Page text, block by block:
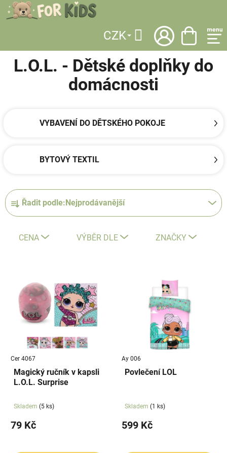
Přejít
na
CZK
Hledat
DĚTSKÉ DOPLŇKY DO DOMÁCNOSTI
L.O.L. - Dětské doplňky do
domácnosti
VYBAVENÍ DO DĚTSKÉHO POKOJE
BYTOVÝ TEXTIL
Ř
a
Řadit podle: Nejprodávanější
CENA VÝBĚR DLE ZNAČKY
Cer 4067
Magický ručník v kapsli
L.O.L. Surprise
Skladem (5 ks)
79 Kč
Ay 006
Povlečení LOL
Skladem (1 ks)
599 Kč